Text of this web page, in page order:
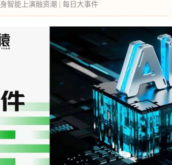
智能上演融资潮 | 每日大事件